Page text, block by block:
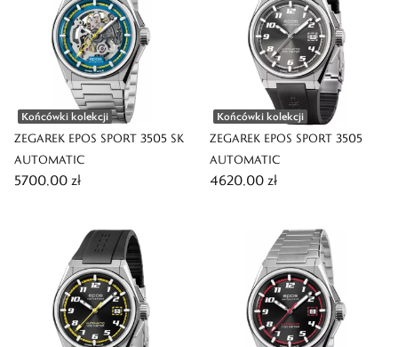
Końcówki kolekcji
ZEGAREK EPOS SPORT 3505 SK
AUTOMATIC
5700,00 zł
Końcówki kolekcji
ZEGAREK EPOS SPORT 3505
AUTOMATIC
4620,00 zł